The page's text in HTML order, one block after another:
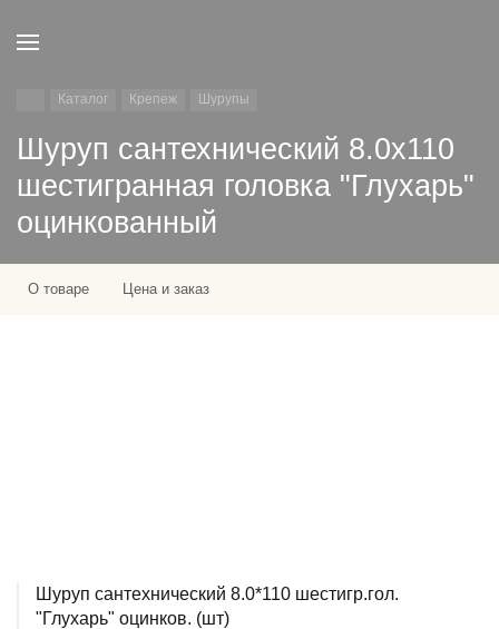
Каталог Крепеж Шурупы
Шуруп сантехнический 8.0х110
шестигранная головка "Глухарь"
оцинкованный
О товаре Цена и заказ
Шуруп сантехнический 8.0*110 шестигр.гол.
"Глухарь" оцинков. (шт)